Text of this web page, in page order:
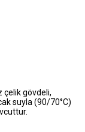
çelik gövdeli,
suyla (90/70°C)